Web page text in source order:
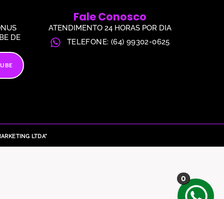
DE
Fale Conosco
ATENDIMENTO 24 HORAS POR DIA
TELEFONE: (64) 99302-0625
LTDA"
0